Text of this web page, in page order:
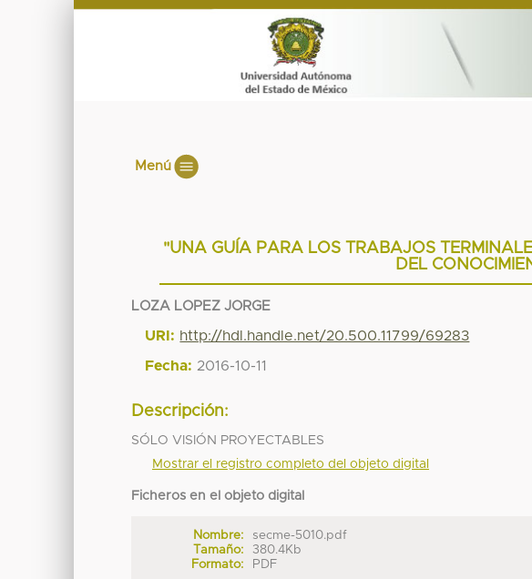
Menú
"UNA GUÍA PARA LOS TRABAJOS
DEL
LOZA LOPEZ JORGE
URI: http://hdl.handle.net/20.500.11799/69283
Fecha: 2016-10-11
Descripción:
SÓLO VISIÓN PROYECTABLES
Mostrar el registro completo del objeto digital
Ficheros en el objeto digital
Nombre:
secme-5010.pdf
Tamaño:
380.4Kb
Formato:
PDF